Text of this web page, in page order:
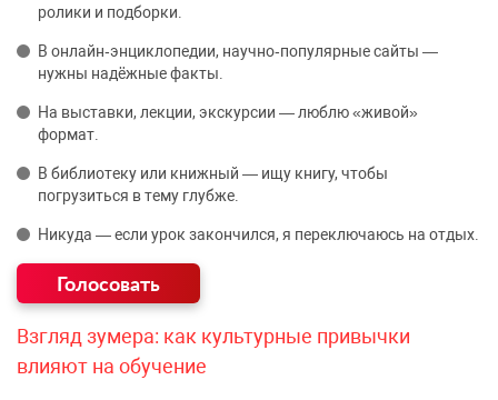
ролики и подборки.
В онлайн‑энциклопедии, научно‑популярные сайты —
нужны надёжные факты.
На выставки, лекции, экскурсии — люблю «живой»
формат.
В библиотеку или книжный — ищу книгу, чтобы
погрузиться в тему глубже.
Никуда — если урок закончился, я переключаюсь на отдых.
Взгляд зумера: как культурные привычки
влияют на обучение